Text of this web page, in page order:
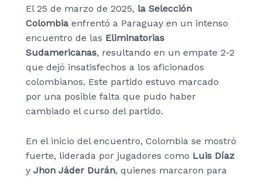
El 25 de marzo de 2025, la Selección
Colombia enfrentó a Paraguay en un intenso
encuentro de las Eliminatorias
Sudamericanas, resultando en un empate 2-2
que dejó insatisfechos a los aficionados
colombianos. Este partido estuvo marcado
por una posible falta que pudo haber
cambiado el curso del partido.
En el inicio del encuentro, Colombia se mostró
fuerte, liderada por jugadores como Luis Díaz
y Jhon Jáder Durán, quienes marcaron para